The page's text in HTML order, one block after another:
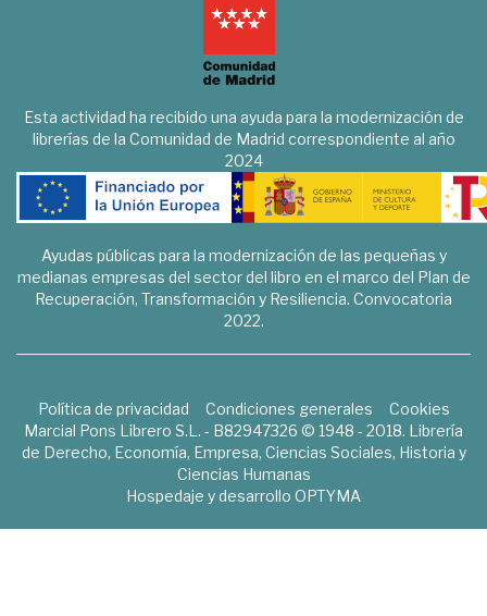
Esta actividad ha recibido una ayuda para la modernización de
librerías de la Comunidad de Madrid correspondiente al año
2024
Ayudas públicas para la modernización de las pequeñas y
medianas empresas del sector del libro en el marco del Plan de
Recuperación, Transformación y Resiliencia. Convocatoria
2022.
Política de privacidad Condiciones generales
Cookies
Marcial Pons Librero S.L. - B82947326 © 1948 - 2018. Librería
de Derecho, Economía, Empresa, Ciencias Sociales, Historia y
Ciencias Humanas
Hospedaje y desarrollo OPTYMA